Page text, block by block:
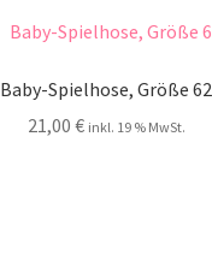
Baby-Spielhose, Größe 62
21,00 € inkl. 19 % MwSt.